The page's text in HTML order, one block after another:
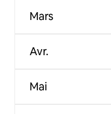
Mars
Avr.
Mai